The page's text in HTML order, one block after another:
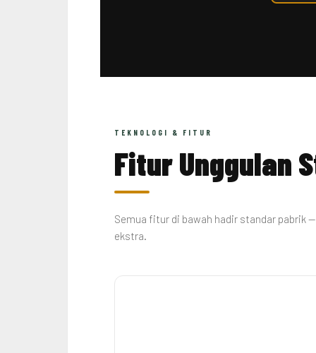
TEKNOLOGI & FITUR
Fitur Unggulan
Semua fitur di bawah hadir standar pabrik
ekstra.